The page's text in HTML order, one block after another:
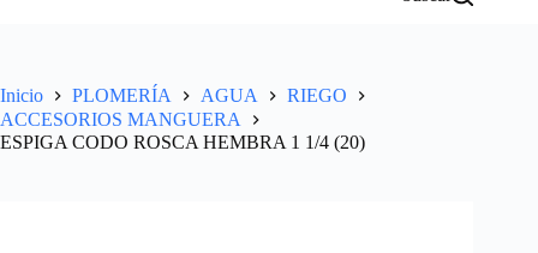
Inicio PLOMERÍA AGUA
RIEGO
ACCESORIOS MANGUERA
ESPIGA CODO ROSCA HEMBRA 1 1/4 (20)